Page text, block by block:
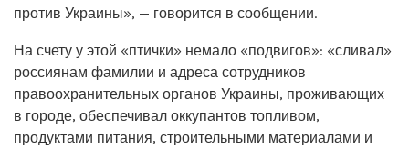
против Украины», — говорится в сообщении.
На счету у этой «птички» немало «подвигов»: «сливал»
россиянам фамилии и адреса сотрудников
правоохранительных органов Украины, проживающих
в городе, обеспечивал оккупантов топливом,
продуктами питания, строительными материалами и